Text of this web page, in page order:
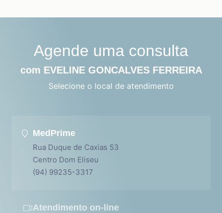
Agende uma consulta
com EVELINE GONCALVES FERREIRA
Selecione o local de atendimento
MedPrime
Rua Duque de Caxias 53
Centro Dom Eliseu
(94) 99235-3317
Atendimento on-line